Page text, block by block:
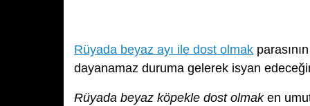
Rüyada beyaz ayı ile dost olmak
dayanamaz duruma gelerek isyan
Rüyada beyaz köpekle dost olmaken